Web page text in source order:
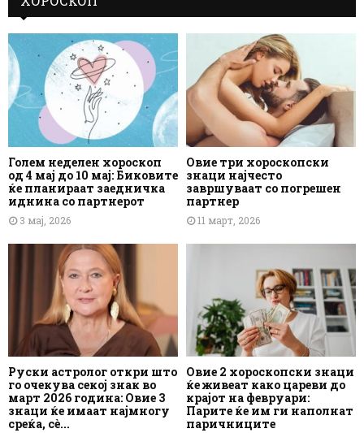
Голем неделен хороскоп
од 4 мај до 10 мај: Биковите
ќе планираат заедничка
иднина со партнерот
3 мај, 2026
Овие три хороскопски
знаци најчесто
завршуваат со погрешен
партнер
11 март, 2026
Руски астролог откри што
го очекува секој знак во
март 2026 година: Овие 3
знаци ќе имаат најмногу
среќа, сè...
Овие 2 хороскопски знаци
ќе живеат како цареви до
крајот на февруари:
Парите ќе им ги наполнат
паричниците